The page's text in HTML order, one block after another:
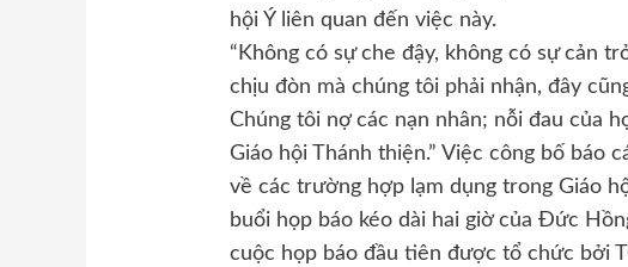
hội Ý liên quan đến việc này.
“Không có sự che đậy, không có sự cản
chịu đòn mà chúng tôi phải nhận, đây
Chúng tôi nợ các nạn nhân; nỗi đau của
Giáo hội Thánh thiện.” Việc công bố báo
về các trường hợp lạm dụng trong Giáo
buổi họp báo kéo dài hai giờ của Đức
cuộc họp báo đầu tiên được tổ chức bởi